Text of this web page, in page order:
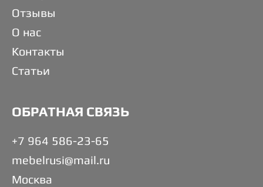
Отзывы
О нас
Контакты
Статьи
ОБРАТНАЯ СВЯЗЬ
+7 964 586-23-65
mebelrusi@mail.ru
Москва